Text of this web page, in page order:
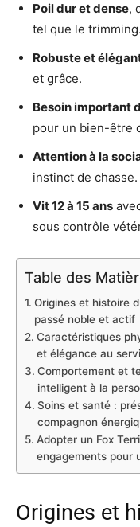
Poil dur et dense,
tel que le trimming.
Robuste et
et grâce.
Besoin important
pour un bien-être
Attention à la
instinct de chasse.
Vit 12 à 15 ans
sous contrôle
Table des
Origines et histoire
passé noble et actif
Caractéristiques
et élégance au
Comportement et
intelligent à la
Soins et santé :
compagnon
Adopter un Fox
engagements pour
Origines et